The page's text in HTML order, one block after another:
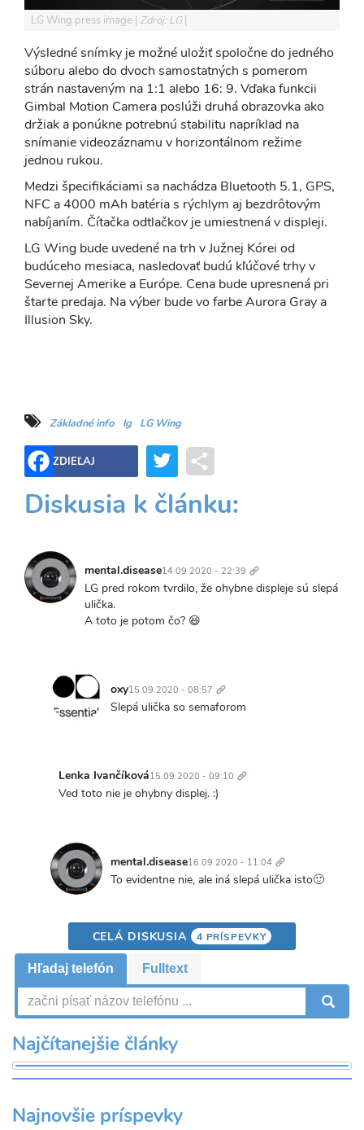
LG Wing press image Zdroj: LG
Výsledné snímky je možné uložiť spoločne do jedného
súboru alebo do dvoch samostatných s pomerom
strán nastaveným na 1:1 alebo 16: 9. Vďaka funkcii
Gimbal Motion Camera poslúži druhá obrazovka ako
držiak a ponúkne potrebnú stabilitu napríklad na
snímanie videozáznamu v horizontálnom režime
jednou rukou.
Medzi špecifikáciami sa nachádza Bluetooth 5.1, GPS,
NFC a 4000 mAh batéria s rýchlym aj bezdrôtovým
nabíjaním. Čítačka odtlačkov je umiestnená v displeji.
LG Wing bude uvedené na trh v Južnej Kórei od
budúceho mesiaca, nasledovať budú kľúčové trhy v
Severnej Amerike a Európe. Cena bude upresnená pri
štarte predaja. Na výber bude vo farbe Aurora Gray a
Illusion Sky.
Základné info lg LG Wing
ZDIEĽAJ Twitter
Diskusia k článku:
mental.disease14.09.2020 - 22:39 odkaz
LG pred rokom tvrdilo, že ohybne displeje sú slepá
ulička.
A toto je potom čo? 😆
oxy15.09.2020 - 08:57 odkaz
In
pred
rokom
tvrdilo,
Slepá ulička so semaforom
Lenka Ivančíková15.09.2020 - 09:10 odkaz
In
LG
pred
rokom
tvrdilo,
by
mental.disease
Ved toto nie je ohybny displej. :)
mental.disease16.09.2020 - 11:04 odkaz
In
Ved
toto
je
ohybny…
by
Ivančíková
To evidentne nie, ale iná slepá ulička isto🙂
CELÁ DISKUSIA 4 PRÍSPEVKY
Hľadaj telefón Fulltext
Najčítanejšie články
Najnovšie príspevky